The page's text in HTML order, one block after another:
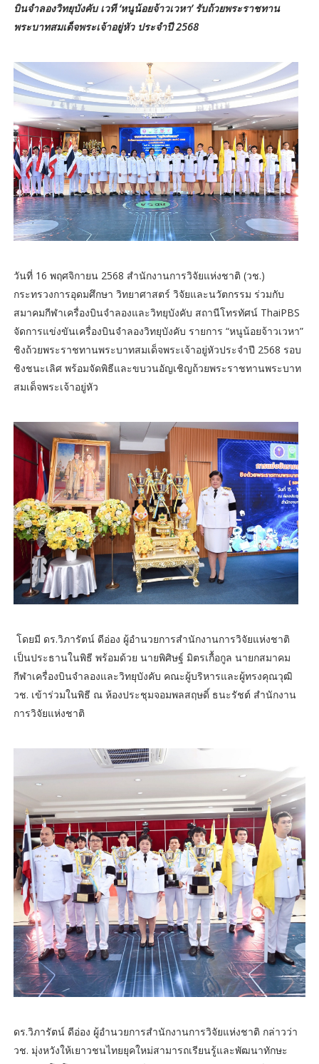
บินจำลองวิทยุบังคับ เวที ‘หนูน้อยจ้าวเวหา’ รับถ้วยพระราชทาน
พระบาทสมเด็จพระเจ้าอยู่หัว ประจำปี 2568
วันที่ 16 พฤศจิกายน 2568 สำนักงานการวิจัยแห่งชาติ (วช.)
กระทรวงการอุดมศึกษา วิทยาศาสตร์ วิจัยและนวัตกรรม ร่วมกับ
สมาคมกีฬาเครื่องบินจำลองและวิทยุบังคับ สถานีโทรทัศน์ ThaiPBS
จัดการแข่งขันเครื่องบินจำลองวิทยุบังคับ รายการ “หนูน้อยจ้าวเวหา”
ชิงถ้วยพระราชทานพระบาทสมเด็จพระเจ้าอยู่หัวประจำปี 2568 รอบ
ชิงชนะเลิศ พร้อมจัดพิธีและขบวนอัญเชิญถ้วยพระราชทานพระบาท
สมเด็จพระเจ้าอยู่หัว
โดยมี ดร.วิภารัตน์ ดีอ่อง ผู้อำนวยการสำนักงานการวิจัยแห่งชาติ
เป็นประธานในพิธี พร้อมด้วย นายพิศิษฐ์ มิตรเกื้อกูล นายกสมาคม
กีฬาเครื่องบินจำลองและวิทยุบังคับ คณะผู้บริหารและผู้ทรงคุณวุฒิ
วช. เข้าร่วมในพิธี ณ ห้องประชุมจอมพลสฤษดิ์ ธนะรัชต์ สำนักงาน
การวิจัยแห่งชาติ
ดร.วิภารัตน์ ดีอ่อง ผู้อำนวยการสำนักงานการวิจัยแห่งชาติ กล่าวว่า
วช. มุ่งหวังให้เยาวชนไทยยุคใหม่สามารถเรียนรู้และพัฒนาทักษะ